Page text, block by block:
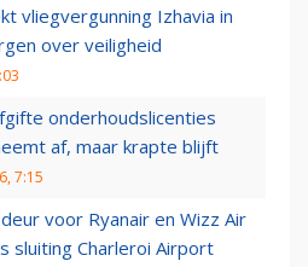
vliegvergunning Izhavia in
over veiligheid
onderhoudslicenties
af, maar krapte blijft
7:15
voor Ryanair en Wizz Air
sluiting Charleroi Airport